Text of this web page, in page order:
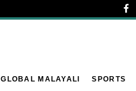
GLOBAL MALAYALI SPORTS